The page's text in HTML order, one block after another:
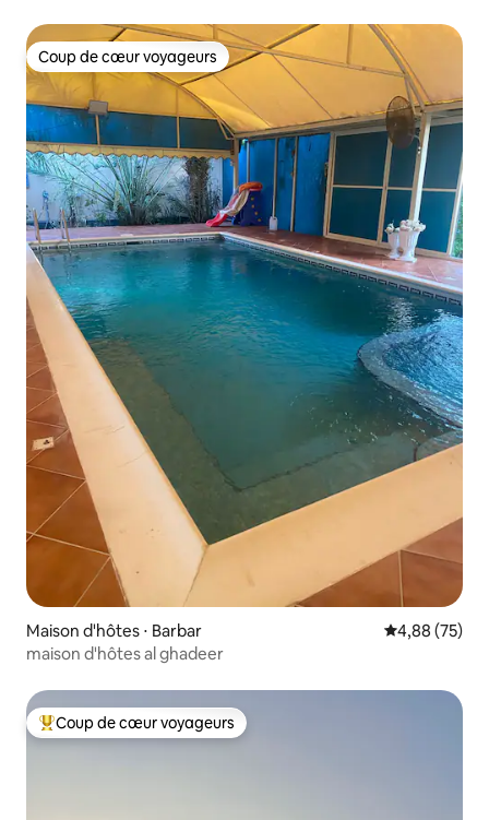
Coup de cœur voyageurs
Coup de cœur voyageurs
Maison d'hôtes ⋅ Barbar Évaluation
4,88 (75)
maison d'hôtes al ghadeer
Coups de cœur voyageurs les plus appréciés
Coup de cœur voyageurs